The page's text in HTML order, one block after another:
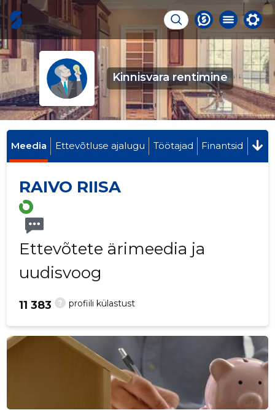
Kinnisvara rentimine
Meedia Ettevõtluse ajalugu Töötajad Finantsid
RAIVO RIISA
Ettevõtete ärimeedia ja
uudisvoog
? profiili külastust
11 383